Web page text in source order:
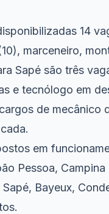
14
marceneiro,
Sapé são três
e tecnólogo em
de mecânico
em
Pessoa, Campina
Bayeux,